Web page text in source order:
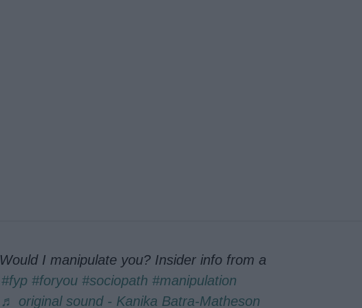
Would I manipulate you? Insider info from a
#fyp #foryou #sociopath #manipulation
♬ original sound - Kanika Batra-Matheson